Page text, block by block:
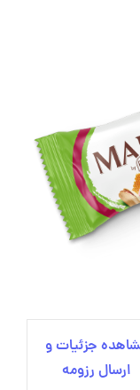
جزئیات و
ارسال رزومه